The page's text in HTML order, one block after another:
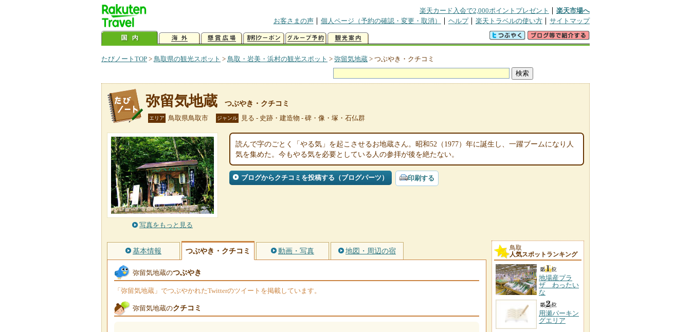
楽天カード入会で2,000ポイントプレゼント
楽天市場へ
お客さまの声
個人ページ（予約の確認・変更・取消） ヘルプ 楽天トラベルの使い方 サイトマップ
たびノートTOP > 鳥取県の観光スポット > 鳥取・岩美・浜村の観光スポット > 弥留気地蔵 > つぶやき・クチコミ
弥留気地蔵 つぶやき・クチコミ
エリア 鳥取県鳥取市 ジャンル 見る - 史跡・建造物 - 碑・像・塚・石仏群
写真をもっと見る
読んで字のごとく「やる気」を起こさせるお地蔵さん。昭和52（1977）年に誕生し、一躍ブームになり人
気を集めた。今もやる気を必要としている人の参拝が後を絶たない。
ブログからクチコミを投稿する（ブログパーツ） 印刷する
基本情報 つぶやき・クチコミ 動画・写真 地図・周辺の宿
弥留気地蔵のつぶやき
「弥留気地蔵」でつぶやかれたTwitterのツイートを掲載しています。
弥留気地蔵のクチコミ
鳥取
人気スポットランキング
地場産プラ
ザ わったい
な
用瀬パーキン
グエリア